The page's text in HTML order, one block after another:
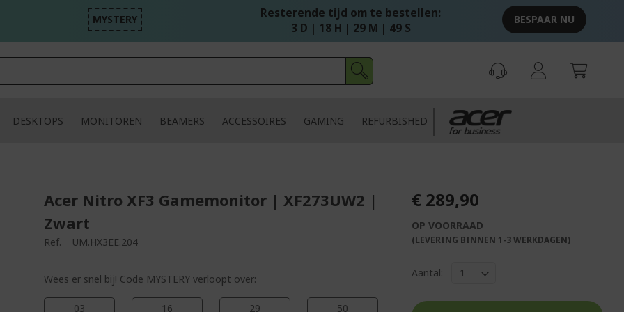
MYSTERY
Resterende tijd om te bestellen:
3 D | 18 H | 29 M | 48 S
BESPAAR NU
DESKTOPS MONITOREN BEAMERS ACCESSOIRES GAMING REFURBISHED
Acer Nitro XF3 Gamemonitor | XF273UW2 |
Zwart
Ref. UM.HX3EE.204
Wees er snel bij! Code MYSTERY verloopt over:
03 16 29 49
€ 289,90
OP VOORRAAD
(LEVERING BINNEN 1-3 WERKDAGEN)
Aantal: